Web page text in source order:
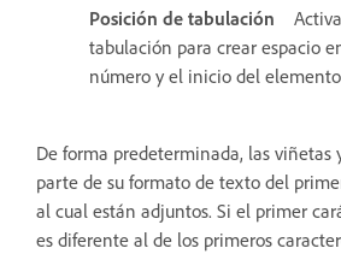
Posición de tabulación
tabulación para crear espacio
número y el inicio del
De forma predeterminada, las viñetas
parte de su formato de texto del
al cual están adjuntos. Si el primer
es diferente al de los primeros